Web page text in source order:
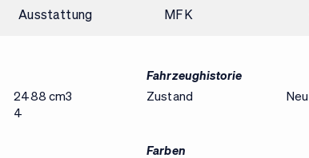
Ausstattung MFK
2488 cm3
4
Fahrzeughistorie
Zustand
Neu
Farben